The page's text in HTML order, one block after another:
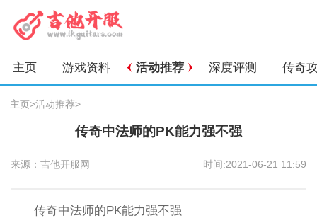
主页 游戏资料 活动推荐 深度评测 传奇
主页>活动推荐>
传奇中法师的PK能力强不强
来源：吉他开服网 时间:2021-06-21 11:59
传奇中法师的PK能力强不强